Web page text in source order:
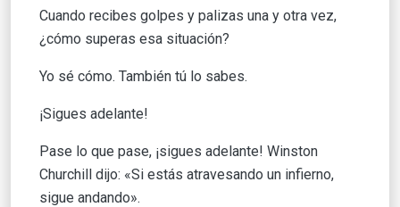
Cuando recibes golpes y palizas una y otra vez,
¿cómo superas esa situación?
Yo sé cómo. También tú lo sabes.
¡Sigues adelante!
Pase lo que pase, ¡sigues adelante! Winston
Churchill dijo: «Si estás atravesando un infierno,
sigue andando».